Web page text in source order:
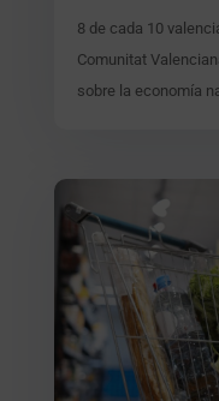
8 de cada 10
Comunitat
sobre la economía